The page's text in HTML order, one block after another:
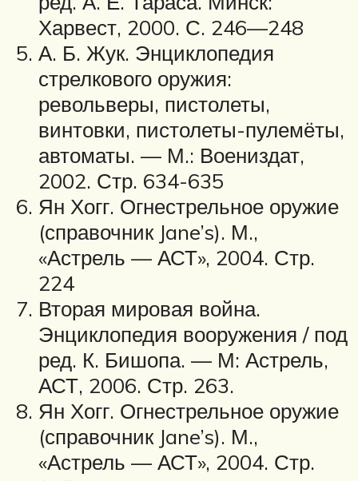
Харвест, 2000. С. 246—248
А. Б. Жук. Энциклопедия
стрелкового оружия:
револьверы, пистолеты,
винтовки, пистолеты-пулемёты,
автоматы. — М.: Воениздат,
2002. Стр. 634-635
Ян Хогг. Огнестрельное оружие
(справочник Jane’s). М.,
«Астрель — АСТ», 2004. Стр.
224
Вторая мировая война.
Энциклопедия вооружения / под
ред. К. Бишопа. — М: Астрель,
АСТ, 2006. Стр. 263.
Ян Хогг. Огнестрельное оружие
(справочник Jane’s). М.,
«Астрель — АСТ», 2004. Стр.